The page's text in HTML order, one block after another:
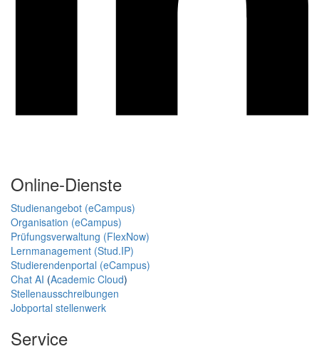
Online-Dienste
Studienangebot (eCampus)
Organisation (eCampus)
Prüfungsverwaltung (FlexNow)
Lernmanagement (Stud.IP)
Studierendenportal (eCampus)
Chat AI (Academic Cloud)
Stellenausschreibungen
Jobportal stellenwerk
Service